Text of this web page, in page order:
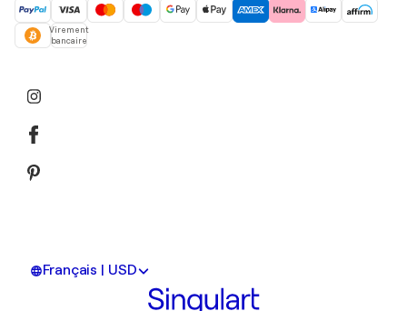
Virement
bancaire
Français | USD